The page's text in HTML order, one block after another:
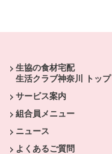
生協の食材宅配
生活クラブ神奈川 トップ
サービス案内
組合員メニュー
ニュース
よくあるご質問